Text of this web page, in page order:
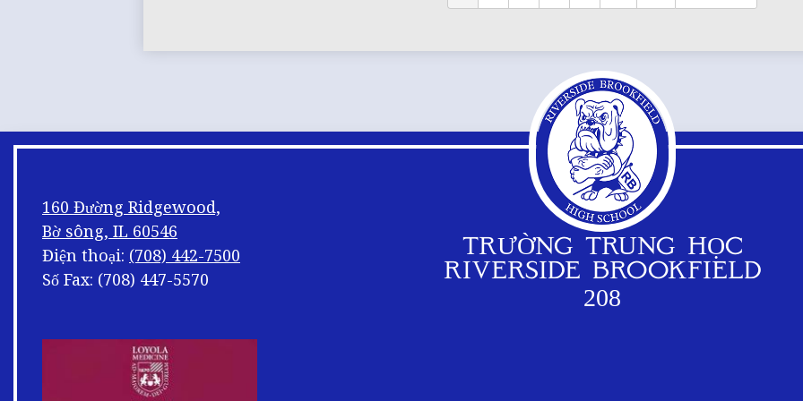
TRƯỜNG TRUNG HỌC
RIVERSIDE BROOKFIELD
208
160 Đường Ridgewood,
Bờ sông, IL 60546
Điện thoại: (708) 442-7500
Số Fax: (708) 447-5570